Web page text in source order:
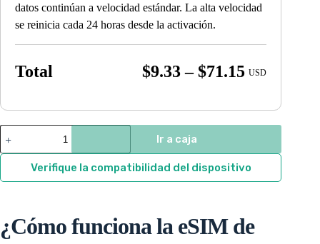
datos continúan a velocidad estándar. La alta velocidad
se reinicia cada 24 horas desde la activación.
Total $9.33 – $71.15Price
$9.33
through
$71.15
USD
Laos
quantity
Ir a caja
Verifique la compatibilidad del dispositivo
¿Cómo funciona la eSIM de